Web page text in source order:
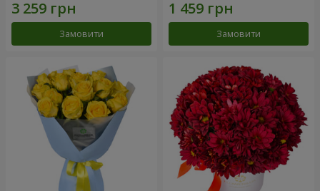
Замовити Замовити